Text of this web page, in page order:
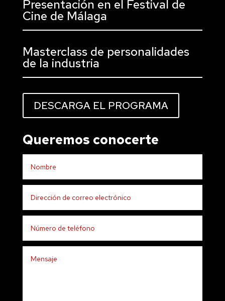
Presentación en el Festival de
Cine de Málaga
Masterclass de personalidades
de la industria
DESCARGA EL PROGRAMA
Queremos conocerte